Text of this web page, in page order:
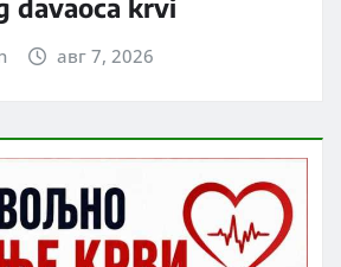
davaoca krvi
авг 7, 2026